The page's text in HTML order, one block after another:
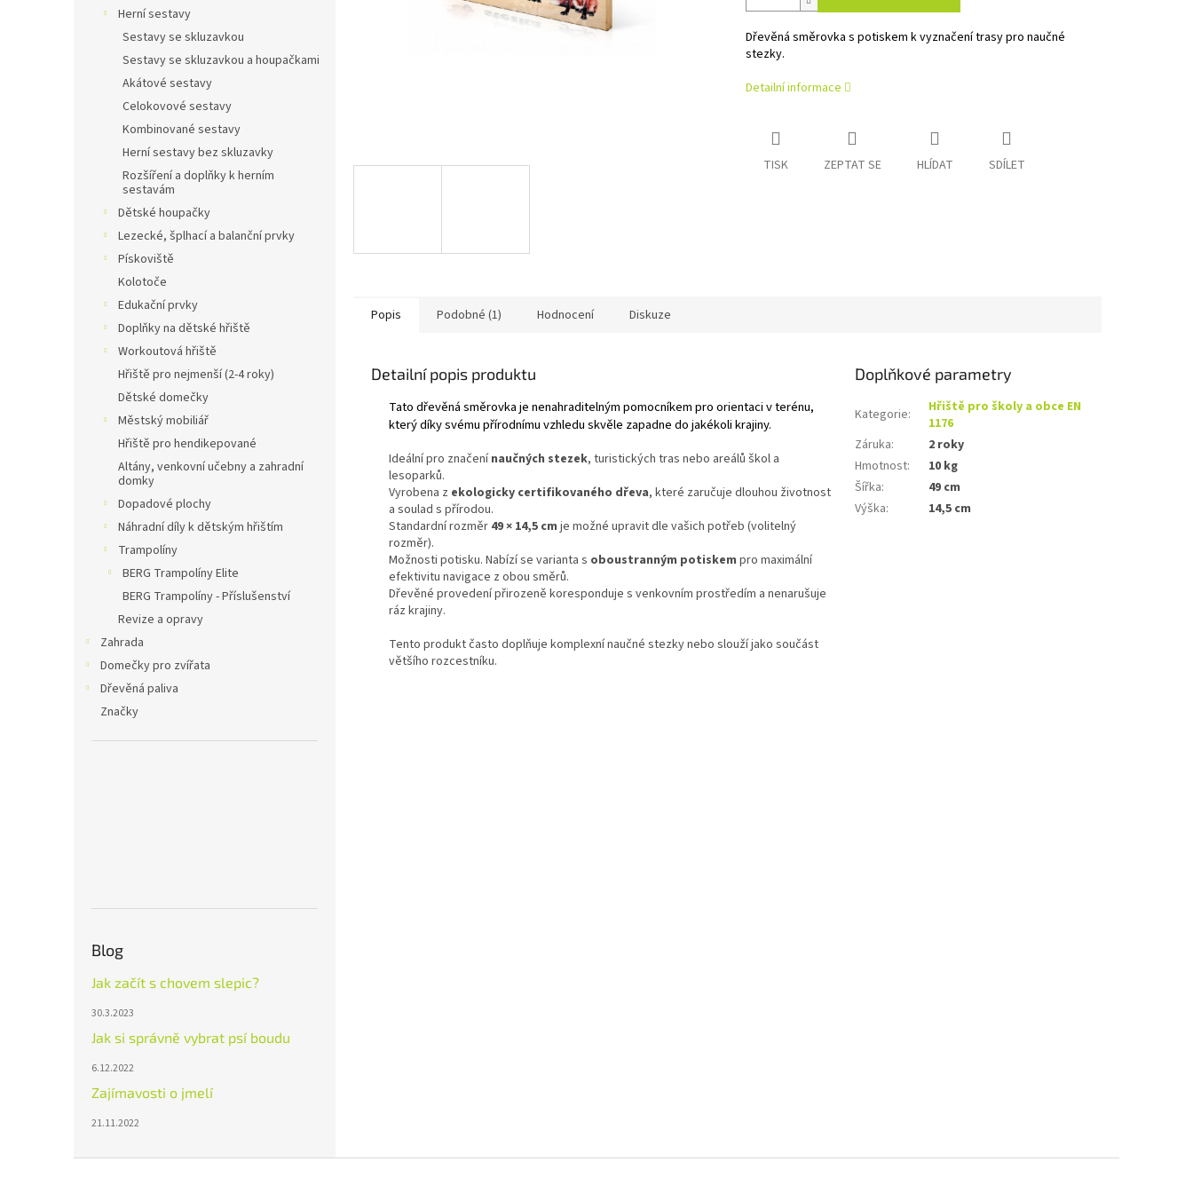
Herní sestavy
Sestavy se skluzavkou
Sestavy se skluzavkou a houpačkami
Akátové sestavy
Celokovové sestavy
Kombinované sestavy
Herní sestavy bez skluzavky
Rozšíření a doplňky k herním
sestavám
Dětské houpačky
Lezecké, šplhací a balanční prvky
Pískoviště
Kolotoče
Edukační prvky
Doplňky na dětské hřiště
Workoutová hřiště
Hřiště pro nejmenší (2-4 roky)
Dětské domečky
Městský mobiliář
Hřiště pro hendikepované
Altány, venkovní učebny a zahradní
domky
Dopadové plochy
Náhradní díly k dětským hřištím
Trampolíny
BERG Trampolíny Elite
BERG Trampolíny - Příslušenství
Revize a opravy
Zahrada
Domečky pro zvířata
Dřevěná paliva
Značky
Blog
Jak začít s chovem slepic?
30.3.2023
Jak si správně vybrat psí boudu
6.12.2022
Zajímavosti o jmelí
21.11.2022
Dřevěná směrovka s potiskem k vyznačení trasy pro naučné
stezky.
Detailní informace
TISK ZEPTAT SE HLÍDAT SDÍLET
Popis Podobné (1) Hodnocení Diskuze
Detailní popis produktu
Tato dřevěná směrovka je nenahraditelným pomocníkem pro orientaci v terénu,
který díky svému přírodnímu vzhledu skvěle zapadne do jakékoli krajiny.
Ideální pro značenínaučných stezek, turistických tras nebo areálů škol a
lesoparků.
Vyrobena z ekologicky certifikovaného dřeva, které zaručuje dlouhou životnost
a soulad s přírodou.
Standardní rozměr 49 × 14,5 cm je možné upravit dle vašich potřeb (volitelný
rozměr).
Možnosti potisku. Nabízí se varianta s oboustranným potiskem pro maximální
efektivitu navigace z obou směrů.
Dřevěné provedení přirozeně koresponduje s venkovním prostředím a nenarušuje
ráz krajiny.
Tento produkt často doplňuje komplexní naučné stezkynebo slouží jako součást
většího rozcestníku.
Doplňkové parametry
Kategorie:
Hřiště pro školy a obce EN
1176
Záruka:
2 roky
Hmotnost:
10 kg
Šířka:
49 cm
Výška: 14,5 cm